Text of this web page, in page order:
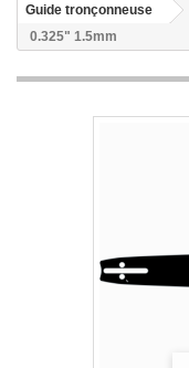
Guide tronçonneuse
0.325" 1.5mm